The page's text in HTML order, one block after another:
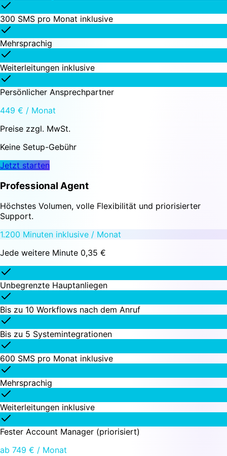
300 SMS pro Monat inklusive
Mehrsprachig
Weiterleitungen inklusive
Persönlicher Ansprechpartner
449 € / Monat
Preise zzgl. MwSt.
Keine Setup-Gebühr
Jetzt starten
Professional Agent
Höchstes Volumen, volle Flexibilität und priorisierter
Support.
1.200 Minuten inklusive / Monat
Jede weitere Minute 0,35 €
Unbegrenzte Hauptanliegen
Bis zu 10 Workflows nach dem Anruf
Bis zu 5 Systemintegrationen
600 SMS pro Monat inklusive
Mehrsprachig
Weiterleitungen inklusive
Fester Account Manager (priorisiert)
ab 749 € / Monat